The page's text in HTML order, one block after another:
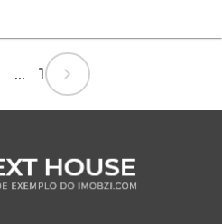
... 1 chevron_right